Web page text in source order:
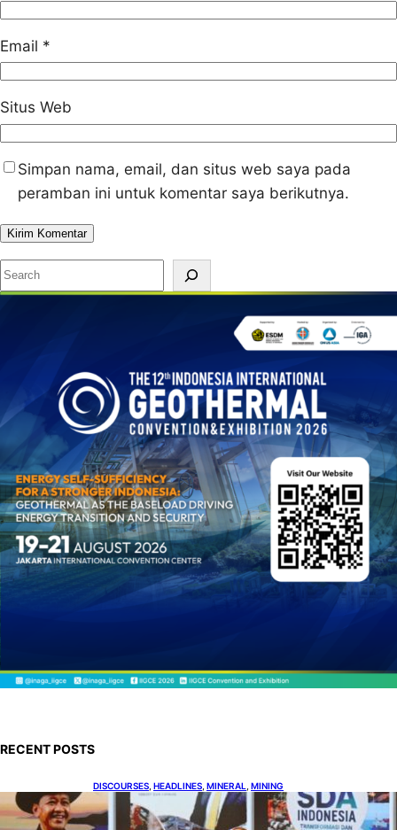
Email *
Situs Web
Simpan nama, email, dan situs web saya pada
peramban ini untuk komentar saya berikutnya.
S
e
RECENT POSTS
DISCOURSES HEADLINES MINERAL MINING
Bahlil Luncurkan 10 Buku Rekam Jejak
Kepemimpinan dan Kebijakan